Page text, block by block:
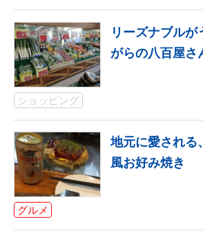
ショッピング
リーズナブルが
がらの八百屋さ
グルメ
地元に愛される
風お好み焼き